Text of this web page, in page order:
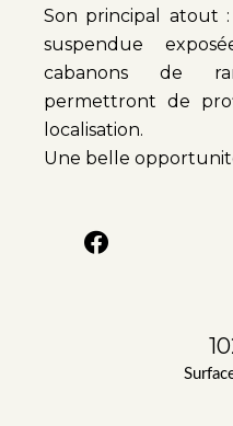
Son principal atout
suspendue
cabanons de
permettront de
localisation.
Une belle